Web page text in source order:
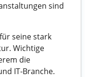
sind
seine stark
Wichtige
die
IT-Branche.